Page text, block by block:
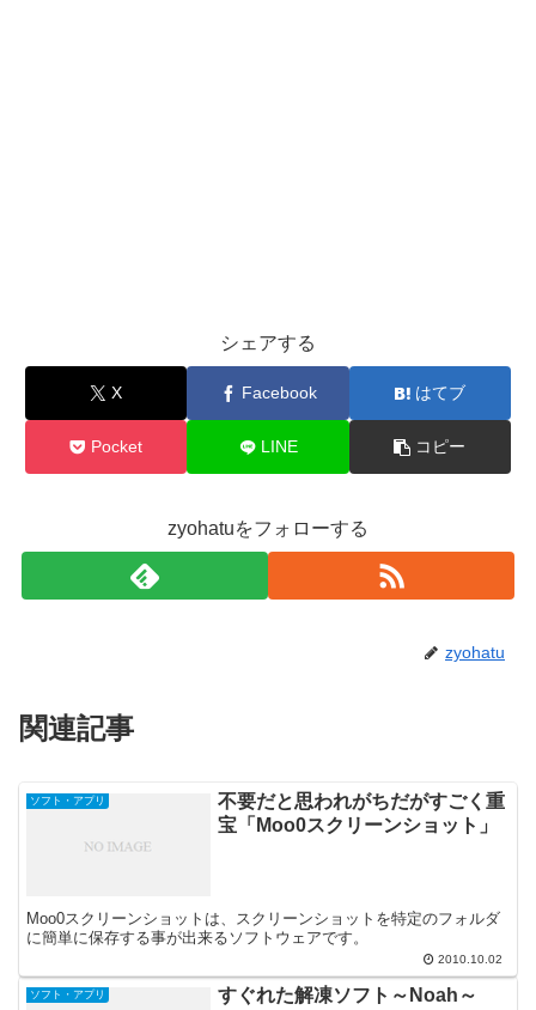
シェアする
X Facebook はてブ
Pocket LINE コピー
zyohatuをフォローする
zyohatu
関連記事
ソフト・アプリ
不要だと思われがちだがすごく重
宝「Moo0スクリーンショット」
Moo0スクリーンショットは、スクリーンショットを特定のフォルダ
に簡単に保存する事が出来るソフトウェアです。
2010.10.02
ソフト・アプリ すぐれた解凍ソフト～Noah～